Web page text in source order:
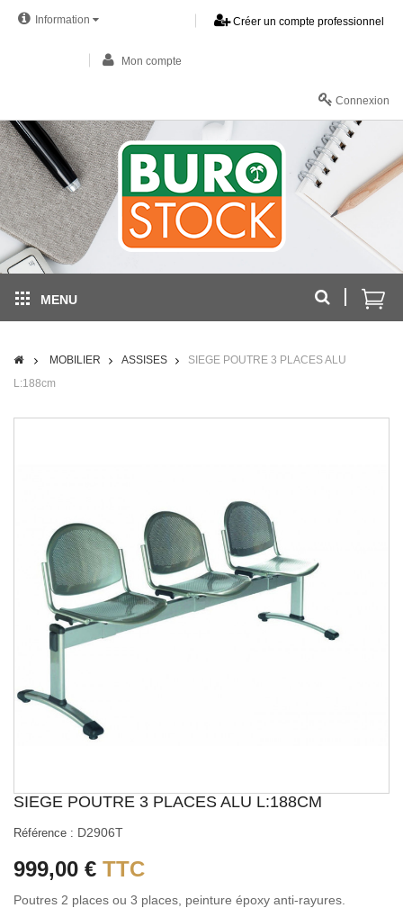
Information Créer un compte professionnel
Mon compte
Connexion
MENU
MOBILIER ASSISES
SIEGE POUTRE 3 PLACES ALU
L:188cm
SIEGE POUTRE 3 PLACES ALU L:188CM
Référence : D2906T
999,00 € TTC
Poutres 2 places ou 3 places, peinture époxy anti-rayures.